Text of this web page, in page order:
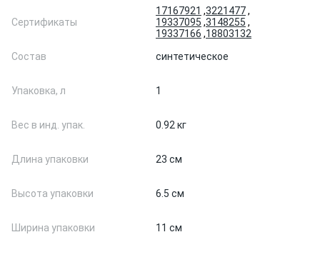
Сертификаты
17167921 ,3221477,
19337095 ,3148255 ,
19337166 ,18803132
Состав
синтетическое
Упаковка, л 1
Вес в инд. упак. 0.92 кг
Длина упаковки 23 см
Высота упаковки 6.5 см
Ширина упаковки 11 см